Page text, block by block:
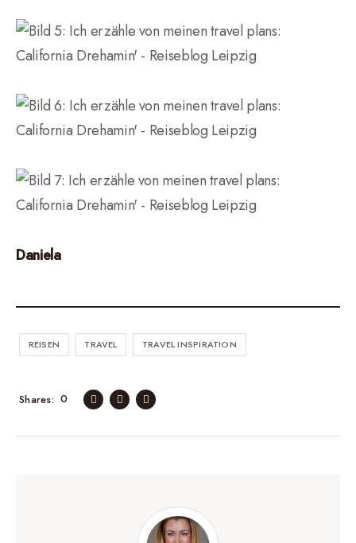
Daniela
REISEN TRAVEL TRAVEL INSPIRATION
0
Shares